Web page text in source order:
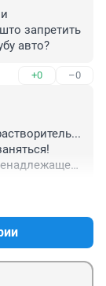
запретить
авто?
+0 –0